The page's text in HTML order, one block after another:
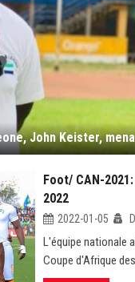
Foot/ CAN-
2022
2022-01-05
L'équipe nationale
Coupe d'Afrique